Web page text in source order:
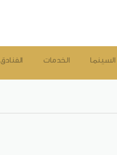
الفنادق الخدمات السينما